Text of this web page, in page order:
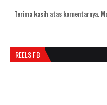
Terima kasih atas komentarnya.
REELS FB